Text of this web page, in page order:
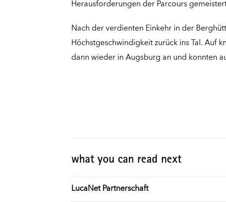
Herausforderungen der Parcours
Nach der verdienten Einkehr in der
Höchstgeschwindigkeit zurück ins Tal. Auf
dann wieder in Augsburg an und konnten
what you can read next
LucaNet Partnerschaft